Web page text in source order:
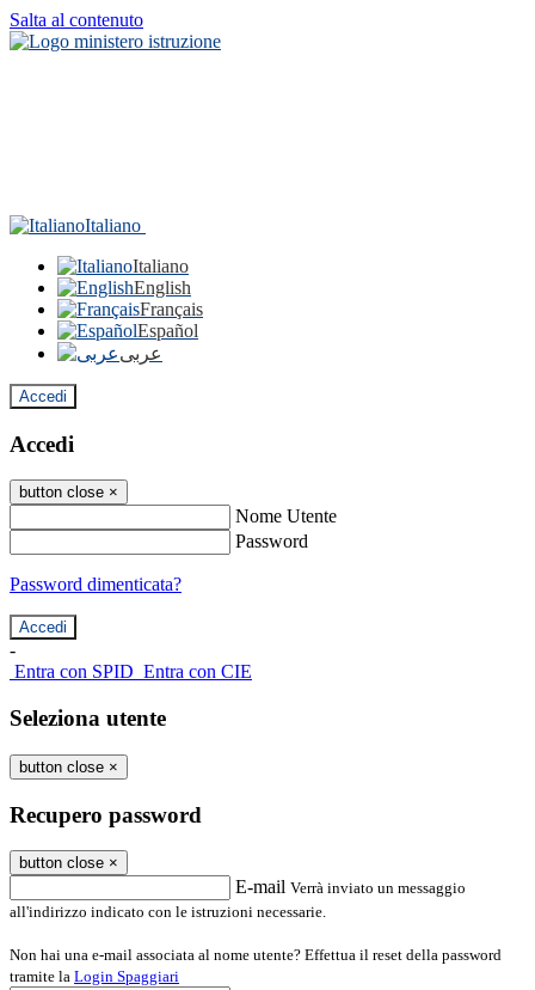
Salta al contenuto
Italiano
Italiano
English
Français
Español
عربى
Accedi
Accedi
button close ×
Nome Utente
Password
Password dimenticata?
-
Entra con SPID Entra con CIE
Seleziona utente
button close ×
Recupero password
button close ×
E-mail Verrà inviato un messaggio
all'indirizzo indicato con le istruzioni necessarie.
Non hai una e-mail associata al nome utente? Effettua il reset della password
tramite la Login Spaggiari